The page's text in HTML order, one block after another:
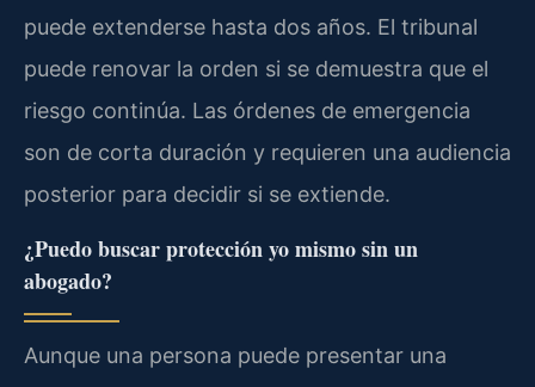
puede extenderse hasta dos años. El tribunal
puede renovar la orden si se demuestra que el
riesgo continúa. Las órdenes de emergencia
son de corta duración y requieren una audiencia
posterior para decidir si se extiende.
¿Puedo buscar protección yo mismo sin un
abogado?
Aunque una persona puede presentar una